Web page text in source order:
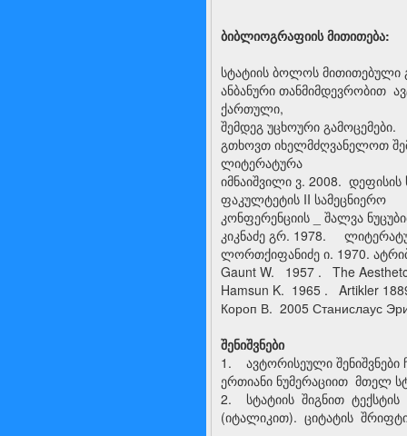
ბიბლიოგრაფიის მითითება:
სტატიის ბოლოს მითითებული
ანბანური თანმიმდევრობით
ქართული,
შემდეგ უცხოური გამოცემები.
გთხოვთ იხელმძღვანელოთ
ლიტერატურა
იმნაიშვილი ვ. 2008.
ფაკულტეტის II სამეცნიერო
კონფერენციის _ შალვა
კიკნაძე გრ. 1978.
ლორთქიფანიძე ი. 1970.
Gaunt W. 1957 . The
Hamsun K. 1965 . Artikler
Короп В. 2005 Станислаус
შენიშვნები
1. ავტორისეული
ერთიანი ნუმერაციით მთელ
2. სტატიის შიგნით ტექსტის
(იტალიკით). ციტატის